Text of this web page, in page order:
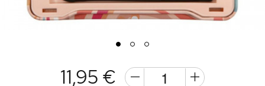
1 2 3
11,95 €